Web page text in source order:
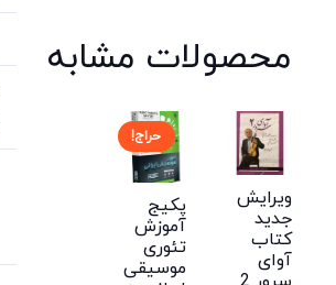
محصولات مشابه
ویرایش
جدید
کتاب
آوای
حراج!
پکیج
آموزش
تئوری
موسیقی